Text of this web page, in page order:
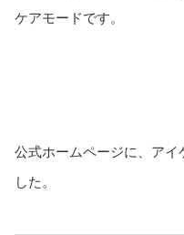
ケアモードです。
公式ホームページに、アイ
した。